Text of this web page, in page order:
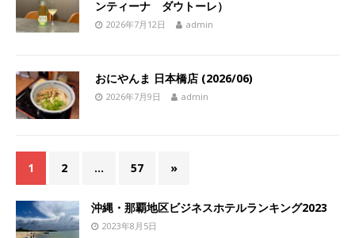
ンティーナ ダウトーレ）
2026年7月12日 admin
おにやんま 日本橋店 (2026/06)
2026年7月9日 admin
1 2 … 57 »
沖縄・那覇地区ビジネスホテルランキング2023
2023年8月5日